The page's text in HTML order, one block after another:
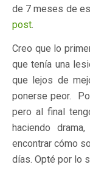
de 7 meses de
post.
Creo que lo
que tenía una
que lejos de
ponerse peor.
pero al final
haciendo
encontrar cómo
días. Opté por lo